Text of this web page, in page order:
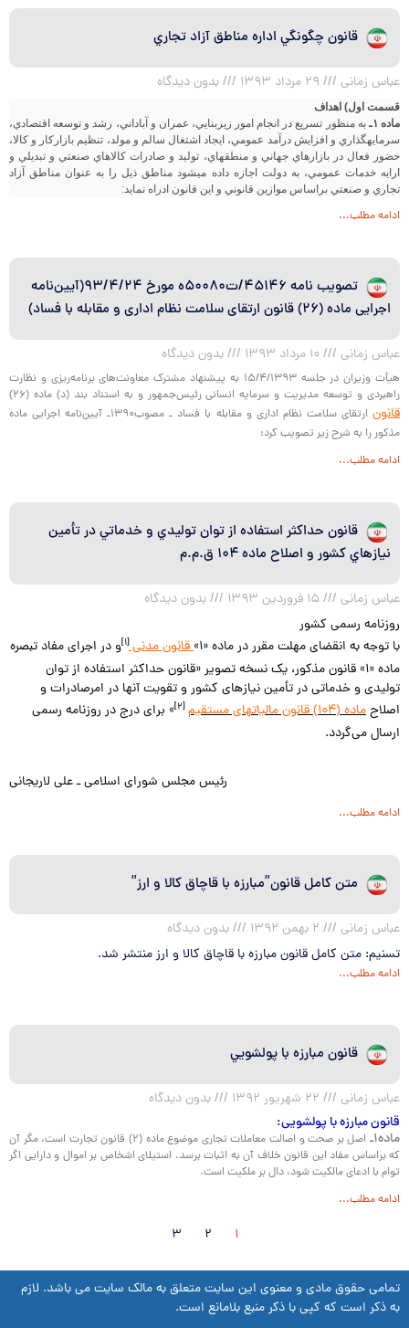
قانون چگونگي اداره مناطق آزاد تجاري
عباس زمانی بدون دیدگاه
قسمت اول) اهداف
ماده ۱ـ
به منظور تسريع در انجام امور زيربنايي، عمران و آباداني، رشد و توسعه اقتصادي،
سرمايه‏گذاري و افزايش درآمد عمومي، ايجاد اشتغال سالم و مولد، تنظيم بازاركار و كالا،
حضور فعال در بازارهاي جهاني و منطقه‏اي، توليد و صادرات كالاهاي صنعتي و تبديلي و
ارايه خدمات عمومي، به دولت اجازه داده مي‏شود مناطق ذيل را به عنوان مناطق آزاد
تجاري و صنعتي براساس موازين قانوني و اين قانون ادراه نمايد:
ادامه مطلب...
تصویب نامه ۴۵۱۴۶/ت۵۰۰۸۰ه مورخ ۹۳/۴/۲۴(آیین‌نامه
اجرایی ماده (۲۶) قانون ارتقای سلامت نظام اداری و مقابله با فساد)
عباس زمانی بدون دیدگاه
هیأت وزیران در جلسه ۱۵/۴/۱۳۹۳ به پیشنهاد مشترک معاونت‌های برنامه‌ریزی و نظارت
راهبردی و توسعه مدیریت و سرمایه انسانی رئیس‌جمهور و به استناد بند (د) ماده (۲۶)
قانون
ارتقای سلامت نظام اداری و مقابله با فساد ـ مصوب۱۳۹۰ـ آیین‌نامه اجرایی ماده
مذکور را به شرح زیر تصویب کرد:
ادامه مطلب...
قانون حداكثر استفاده از توان توليدي و خدماتي در تأمين
نيازهاي كشور و اصلاح ماده ۱۰۴ ق.م.م
عباس زمانی
بدون دیدگاه
روزنامه رسمی کشور
با توجه به انقضای مهلت مقرر در ماده «۱» قانون مدنی[۱] و در اجرای مفاد تبصره
ماده «۱» قانون مذکور، یک نسخه تصویر «قانون حداکثر استفاده از توان
تولیدی و خدماتی در تأمین نیازهای کشور و تقویت آنها در امرصادرات و
اصلاحماده (۱۰۴) قانون مالیاتهای مستقیم [۲]
» برای درج در روزنامه رسمی
ارسال می‌گردد.
رئیس مجلس شورای اسلامی ـ علی لاریجانی
ادامه مطلب...
متن کامل قانون”مبارزه با قاچاق کالا و ارز”
عباس زمانی
بدون دیدگاه
تسنیم: متن کامل قانون مبارزه با قاچاق کالا و ارز منتشر شد.
ادامه مطلب...
قانون مبارزه با پولشويي
عباس زمانی
بدون دیدگاه
قانون مبارزه با پولشویی:
ماده۱ـ
اصل بر صحت و اصالت معاملات تجاری موضوع ماده (۲) قانون تجارت است، مگر آن
كه براساس مفاد این قانون خلاف آن به اثبات برسد. استیلای اشخاص بر اموال و دارایی اگر
توام با ادعای مالكیت شود، دال بر ملكیت است.
ادامه مطلب...
۱ ۲ ۳
تمامی حقوق مادی و معنوی این سایت متعلق به مالک سایت می باشد. لازم
به ذکر است که کپی با ذکر منبع بلامانع است.